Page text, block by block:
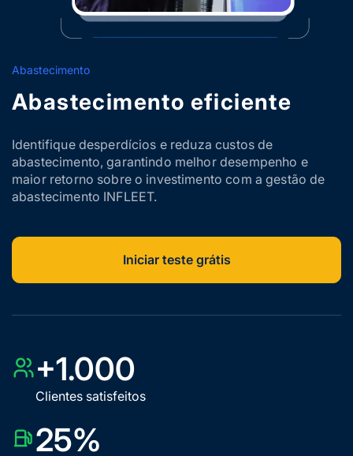
Abastecimento
Abastecimento eficiente
Identifique desperdícios e reduza custos de
abastecimento, garantindo melhor desempenho e
maior retorno sobre o investimento com a gestão de
abastecimento INFLEET.
Iniciar teste grátis
+1.000
Clientes satisfeitos
25%